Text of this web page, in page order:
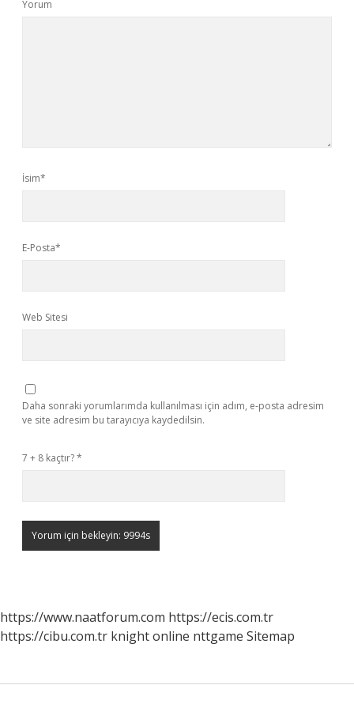
Yorum
İsim*
E-Posta*
Web Sitesi
Daha sonraki yorumlarımda kullanılması için adım, e-posta adresim
ve site adresim bu tarayıcıya kaydedilsin.
7 + 8 kaçtır?*
https://www.naatforum.com https://ecis.com.tr
https://cibu.com.tr knight online nttgame Sitemap